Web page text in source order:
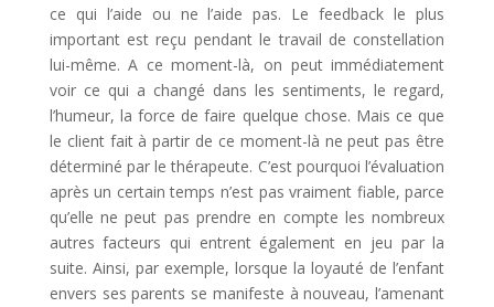
ce qui l’aide ou ne l’aide pas. Le feedback le plus
important est reçu pendant le travail de constellation
lui-même. A ce moment-là, on peut immédiatement
voir ce qui a changé dans les sentiments, le regard,
l’humeur, la force de faire quelque chose. Mais ce que
le client fait à partir de ce moment-là ne peut pas être
déterminé par le thérapeute. C’est pourquoi l’évaluation
après un certain temps n’est pas vraiment fiable, parce
qu’elle ne peut pas prendre en compte les nombreux
autres facteurs qui entrent également en jeu par la
suite. Ainsi, par exemple, lorsque la loyauté de l’enfant
envers ses parents se manifeste à nouveau, l’amenant